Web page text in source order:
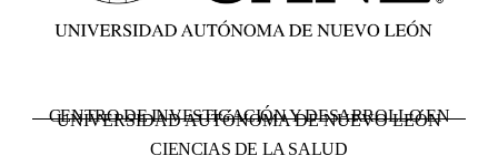
UNIVERSIDAD AUTÓNOMA DE NUEVO LEÓN
CENTRO DE INVESTIGACIÓN Y DESARROLLO EN
CIENCIAS DE LA SALUD